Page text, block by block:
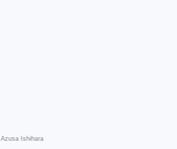
Azusa Ishihara